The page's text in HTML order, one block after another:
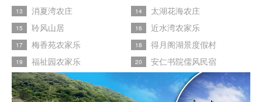
13 消夏湾农庄 14 太湖花海农庄
15 聆风山居 16 近水湾农家乐
17 梅香苑农家乐 18 得月阁湖景度假村
19 福祉园农家乐 20 安仁书院儒风民宿